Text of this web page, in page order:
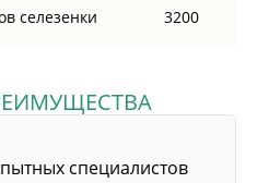
селезенки 3200
специалистов